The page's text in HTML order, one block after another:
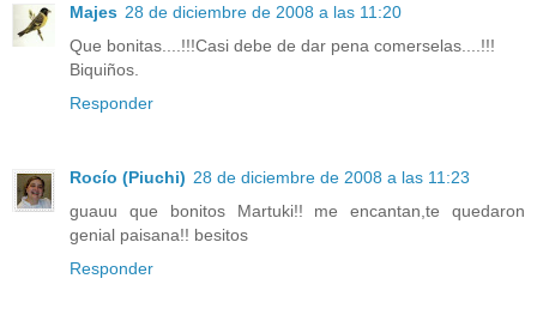
Majes 28 de diciembre de 2008 a las 11:20
Que bonitas....!!!Casi debe de dar pena comerselas....!!!
Biquiños.
Responder
Rocío (Piuchi) 28 de diciembre de 2008 a las 11:23
guauu que bonitos Martuki!! me encantan,te quedaron
genial paisana!! besitos
Responder